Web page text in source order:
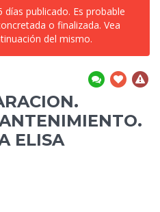
publicado. Es probable
o finalizada. Vea
del mismo.
ELISA